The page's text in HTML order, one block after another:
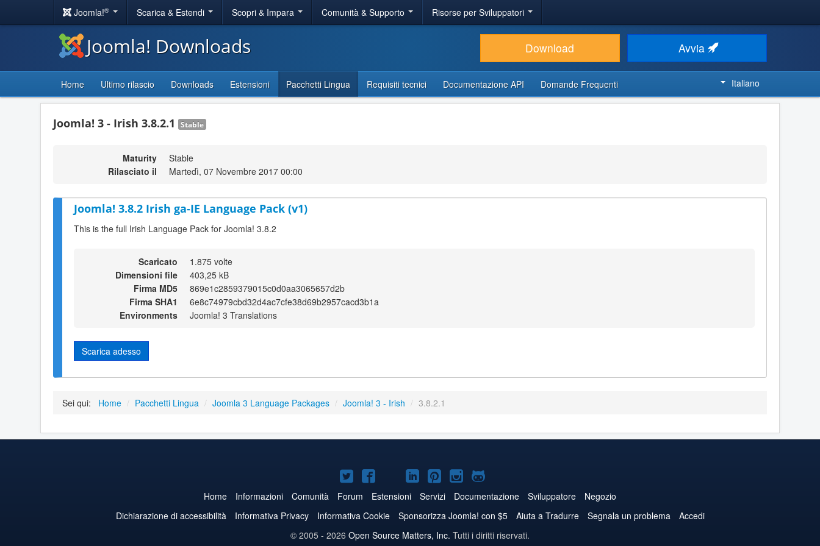
Joomla!® Scarica & Estendi Scopri & Impara Comunità & Supporto Risorse per Sviluppatori
Joomla! Downloads Download Avvia
Home Ultimo rilascio Downloads Estensioni Pacchetti Lingua Requisiti tecnici Documentazione API Domande Frequenti Italiano
Joomla! 3 - Irish 3.8.2.1 Stable
Maturity
Stable
Rilasciato il
Martedì, 07 Novembre 2017 00:00
Joomla! 3.8.2 Irish ga-IE Language Pack (v1)
This is the full Irish Language Pack for Joomla! 3.8.2
Scaricato
1.875 volte
Dimensioni file
403,25 kB
Firma MD5
869e1c2859379015c0d0aa3065657d2b
Firma SHA1
6e8c74979cbd32d4ac7cfe38d69b2957cacd3b1a
Environments
Joomla! 3 Translations
Scarica adesso
Sei qui: Home / Pacchetti Lingua / Joomla 3 Language Packages / Joomla! 3 - Irish / 3.8.2.1
Joomla!
su
Twitter
Joomla!
su
Facebook
Joomla!
su
YouTube
Joomla!
su
LinkedIn
Joomla!
su
Pinterest
Joomla!
su
Instagram
Joomla!
su
GitHub
Home Informazioni Comunità Forum Estensioni Servizi Documentazione Sviluppatore
Negozio
Dichiarazione di accessibilità
Informativa Privacy Informativa Cookie Sponsorizza Joomla! con $5 Aiuta a Tradurre Segnala un problema
Accedi
© 2005 - 2026 Open Source Matters, Inc. Tutti i diritti riservati.